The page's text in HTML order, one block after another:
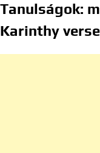
Tanulságok:
Karinthy